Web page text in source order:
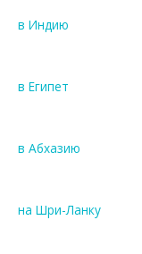
в Индию
в Египет
в Абхазию
на Шри-Ланку